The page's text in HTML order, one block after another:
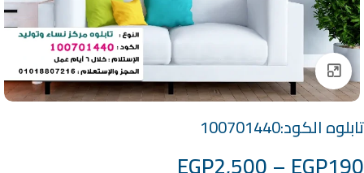
Click to enlarge
تابلوه الكود:100701440